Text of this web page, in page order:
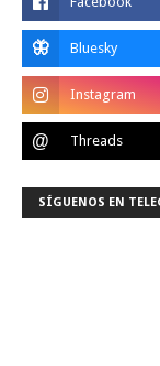
SÍGUENOS EN